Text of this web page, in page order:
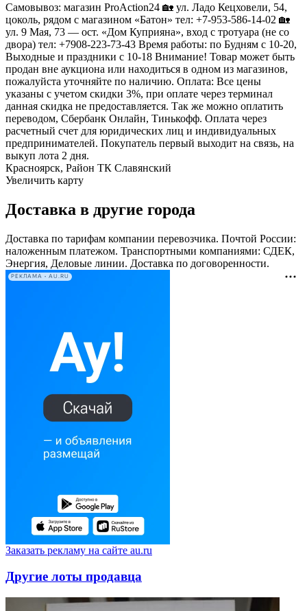
Самовывоз: магазин ProAction24 🏡 ул. Ладо Кецховели, 54,
цоколь, рядом с магазином «Батон» тел: +7-953-586-14-02 🏡
ул. 9 Мая, 73 — ост. «Дом Куприяна», вход с тротуара (не со
двора) тел: +7908-223-73-43 Время работы: по Будням с 10-20,
Выходные и праздники с 10-18 Внимание! Товар может быть
продан вне аукциона или находиться в одном из магазинов,
пожалуйста уточняйте по наличию. Оплата: Все цены
указаны с учетом скидки 3%, при оплате через терминал
данная скидка не предоставляется. Так же можно оплатить
переводом, Сбербанк Онлайн, Тинькофф. Оплата через
расчетный счет для юридических лиц и индивидуальных
предпринимателей. Покупатель первый выходит на связь, на
выкуп лота 2 дня.
Красноярск, Район ТК Славянский
Увеличить карту
Доставка в другие города
Доставка по тарифам компании перевозчика. Почтой России:
наложенным платежом. Транспортными компаниями: СДЕК,
Энергия, Деловые линии. Доставка по договоренности.
РЕКЛАМА • AU.RU
Заказать рекламу на сайте au.ru
Другие лоты продавца